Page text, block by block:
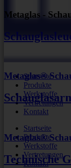
Startseite
Produkte
Werkstoffe
Vertretungen
Kontakt
Startseite
Produkte
Werkstoffe
Vertretungen
Kontakt
Metaglas -
Metaglas®
Metaglas®
Technische